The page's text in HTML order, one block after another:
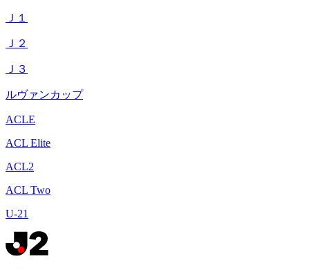
Ｊ１
Ｊ２
Ｊ３
ルヴァンカップ
ACLE
ACL Elite
ACL2
ACL Two
U-21